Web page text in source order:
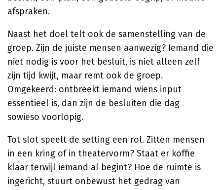
afspraken.
Naast het doel telt ook de samenstelling van de
groep. Zijn de juiste mensen aanwezig? Iemand die
niet nodig is voor het besluit, is niet alleen zelf
zijn tijd kwijt, maar remt ook de groep.
Omgekeerd: ontbreekt iemand wiens input
essentieel is, dan zijn de besluiten die dag
sowieso voorlopig.
Tot slot speelt de setting een rol. Zitten mensen
in een kring of in theatervorm? Staat er koffie
klaar terwijl iemand al begint? Hoe de ruimte is
ingericht, stuurt onbewust het gedrag van